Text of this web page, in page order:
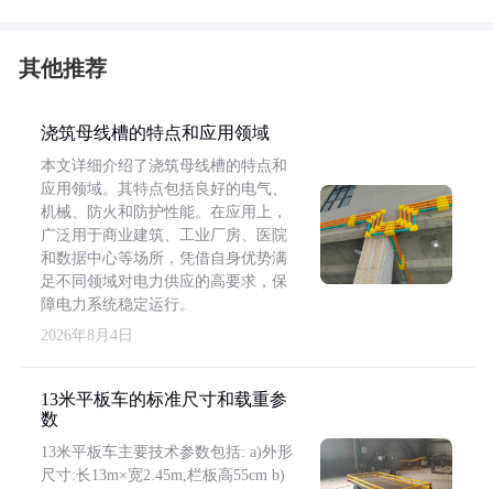
其他推荐
浇筑母线槽的特点和应用领域
本文详细介绍了浇筑母线槽的特点和
应用领域。其特点包括良好的电气、
机械、防火和防护性能。在应用上，
广泛用于商业建筑、工业厂房、医院
和数据中心等场所，凭借自身优势满
足不同领域对电力供应的高要求，保
障电力系统稳定运行。
2026年8月4日
13米平板车的标准尺寸和载重参
数
13米平板车主要技术参数包括: a)外形
尺寸:长13m×宽2.45m,栏板高55cm b)